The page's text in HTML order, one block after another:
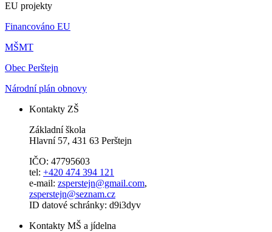
EU projekty
Financováno EU
MŠMT
Obec Perštejn
Národní plán obnovy
Kontakty ZŠ
Základní škola
Hlavní 57, 431 63 Perštejn
IČO: 47795603
tel: +420 474 394 121
e-mail: zsperstejn@gmail.com,
zsperstejn@seznam.cz
ID datové schránky: d9i3dyv
Kontakty MŠ a jídelna